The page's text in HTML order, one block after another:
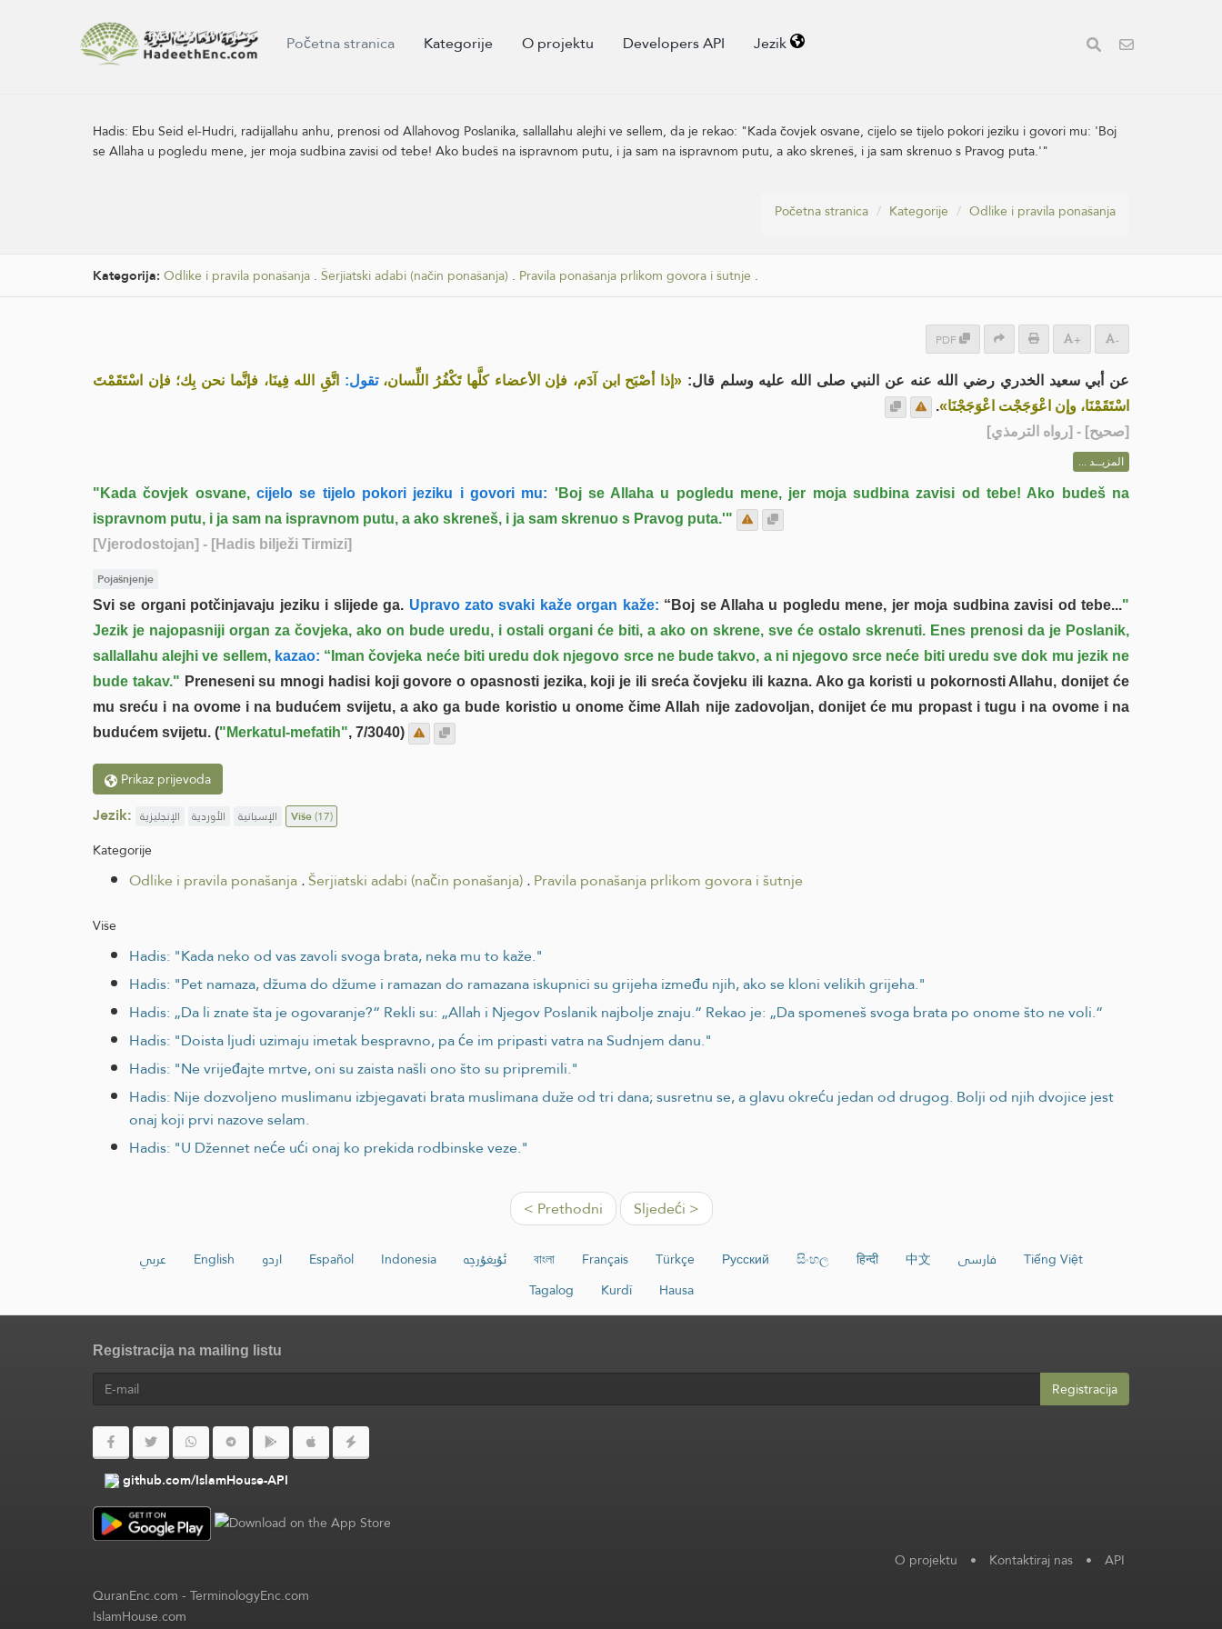
Početna stranica Kategorije O projektu Developers API Jezik
Hadis: Ebu Seid el-Hudri, radijallahu anhu, prenosi od Allahovog Poslanika, sallallahu alejhi ve sellem, da je rekao: "Kada čovjek osvane, cijelo se tijelo pokori jeziku i govori mu: 'Boj
se Allaha u pogledu mene, jer moja sudbina zavisi od tebe! Ako budeš na ispravnom putu, i ja sam na ispravnom putu, a ako skreneš, i ja sam skrenuo s Pravog puta.'"
Početna stranica Kategorije Odlike i pravila ponašanja
Kategorija: Odlike i pravila ponašanja . Šerjiatski adabi (način ponašanja) . Pravila ponašanja prlikom govora i šutnje .
PDF + -
عن أبي سعيد الخدري رضي الله عنه عن النبي صلى الله عليه وسلم قال: «إذا أصْبَح ابن آدَم، فإن الأعضاء كلَّها تَكْفُرُ اللِّسان، تقول: اتَّقِ الله فِينَا، فإنَّما نحن بِك؛ فإن اسْتَقَمْتَ
اسْتَقَمْنَا، وإن اعْوَجَجْت اعْوَجَجْنَا».
[صحيح] - [رواه الترمذي]
المزيــد ...
"Kada čovjek osvane,cijelo se tijelo pokori jeziku i govori mu: 'Boj se Allaha u pogledu mene, jer moja sudbina zavisi od tebe! Ako budeš na
ispravnom putu, i ja sam na ispravnom putu, a ako skreneš, i ja sam skrenuo s Pravog puta.'"
[Vjerodostojan] - [Hadis bilježi Tirmizi]
Pojašnjenje
Svi se organi potčinjavaju jeziku i slijede ga. Upravo zato svaki kaže organ kaže: “Boj se Allaha u pogledu mene, jer moja sudbina zavisi od tebe..."
Jezik je najopasniji organ za čovjeka, ako on bude uredu, i ostali organi će biti, a ako on skrene, sve će ostalo skrenuti. Enes prenosi da je Poslanik,
sallallahu alejhi ve sellem,kazao: “Iman čovjeka neće biti uredu dok njegovo srce ne bude takvo, a ni njegovo srce neće biti uredu sve dok mu jezik ne
bude takav." Preneseni su mnogi hadisi koji govore o opasnosti jezika, koji je ili sreća čovjeku ili kazna. Ako ga koristi u pokornosti Allahu, donijet će
mu sreću i na ovome i na budućem svijetu, a ako ga bude koristio u onome čime Allah nije zadovoljan, donijet će mu propast i tugu i na ovome i na
budućem svijetu. ("Merkatul-mefatih", 7/3040)
Prikaz prijevoda
Jezik: الإنجليزية الأوردية الإسبانية Više(17)
Kategorije
Odlike i pravila ponašanja.Šerjiatski adabi (način ponašanja).Pravila ponašanja prlikom govora i šutnje
Više
Hadis: "Kada neko od vas zavoli svoga brata, neka mu to kaže."
Hadis: "Pet namaza, džuma do džume i ramazan do ramazana iskupnici su grijeha između njih, ako se kloni velikih grijeha."
Hadis: „Da li znate šta je ogovaranje?“ Rekli su: „Allah i Njegov Poslanik najbolje znaju.“ Rekao je: „Da spomeneš svoga brata po onome što ne voli.“
Hadis: "Doista ljudi uzimaju imetak bespravno, pa će im pripasti vatra na Sudnjem danu."
Hadis: "Ne vrijeđajte mrtve, oni su zaista našli ono što su pripremili."
Hadis: Nije dozvoljeno muslimanu izbjegavati brata muslimana duže od tri dana; susretnu se, a glavu okreću jedan od drugog. Bolji od njih dvojice jest
onaj koji prvi nazove selam.
Hadis: "U Džennet neće ući onaj ko prekida rodbinske veze."
< Prethodni Sljedeći >
عربي English اردو Español Indonesia ئۇيغۇرچە বাংলা Français Türkçe Русский සිංහල हिन्दी 中文 فارسی
Tiếng Việt
Tagalog
Kurdî Hausa
Registracija na mailing listu
Registracija
github.com/IslamHouse-API
O projektu • Kontaktiraj nas • API
QuranEnc.com-TerminologyEnc.com
IslamHouse.com